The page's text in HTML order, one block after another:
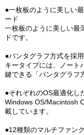
●一枚板のように美しい
ード
一枚板のように美しい最
ドです。
●パンタグラフ方式を採用
キータイプには、ノート
鍵できる「パンタグラフ
●それぞれのOS最適化し
Windows OS/Macintosh
載しています。
●12種類のマルチファン